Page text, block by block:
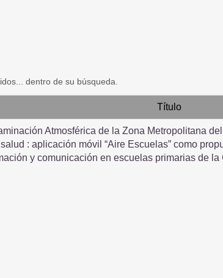
dentro de su búsqueda.
Título
Atmosférica de la Zona Metropolitana
: aplicación móvil “Aire Escuelas” como
y comunicación en escuelas primarias de